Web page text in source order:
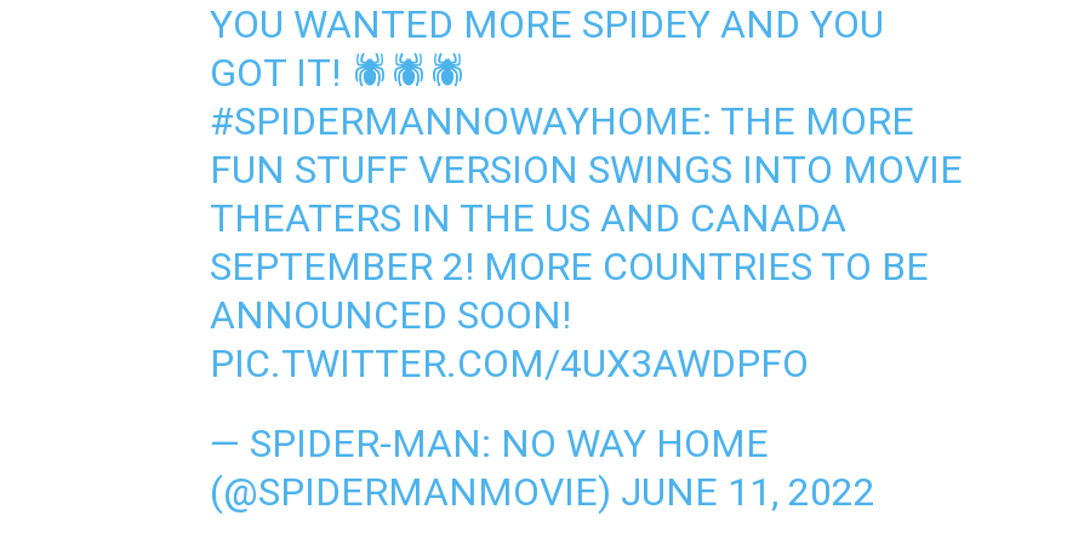
YOU WANTED MORE SPIDEY AND YOU
GOT IT! 🕷🕷🕷
#SPIDERMANNOWAYHOME: THE MORE
FUN STUFF VERSION SWINGS INTO MOVIE
THEATERS IN THE US AND CANADA
SEPTEMBER 2! MORE COUNTRIES TO BE
ANNOUNCED SOON!
PIC.TWITTER.COM/4UX3AWDPFO
— SPIDER-MAN: NO WAY HOME
(@SPIDERMANMOVIE) JUNE 11, 2022